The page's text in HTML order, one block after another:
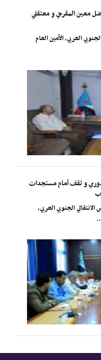
معين المقرحي و معتقلي
العربي، الأمين العام
الدوري و تقف أمام مستجدات
الجنوبي العربي،